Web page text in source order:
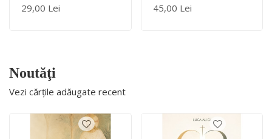
29,00 Lei 45,00 Lei
Noutăţi
Vezi cărțile adăugate recent